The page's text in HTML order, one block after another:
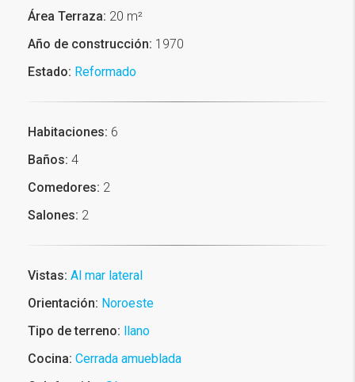
Área Terraza: 20 m²
Año de construcción: 1970
Estado: Reformado
Habitaciones: 6
Baños: 4
Comedores: 2
Salones: 2
Vistas: Al mar lateral
Orientación: Noroeste
Tipo de terreno:
llano
Cocina: Cerrada amueblada